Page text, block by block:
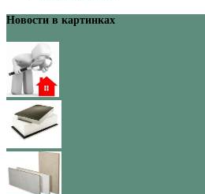
Новости в картинках